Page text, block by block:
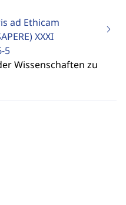
ad Ethicam
XXXI
5
Wissenschaften zu